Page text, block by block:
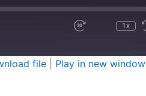
1x
file Play in new window